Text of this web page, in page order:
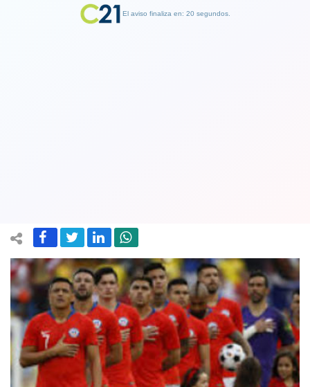
El aviso finaliza en: 19 segundos.